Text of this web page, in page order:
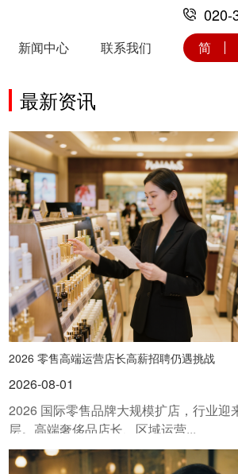
020-
新闻中心 联系我们 简
最新资讯
2026 零售高端运营店长高薪招聘仍遇挑战
2026-08-01
2026 国际零售品牌大规模扩店，行业迎
层。高端奢侈品店长、区域运营...